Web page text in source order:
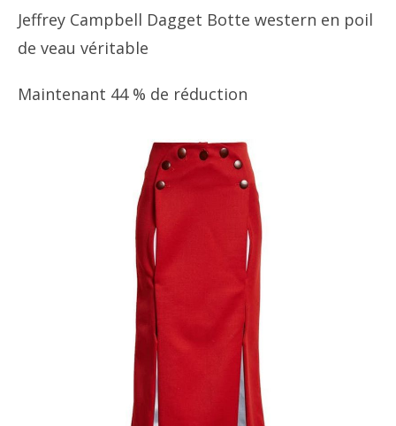
Jeffrey Campbell Dagget Botte western en poil
de veau véritable
Maintenant 44 % de réduction